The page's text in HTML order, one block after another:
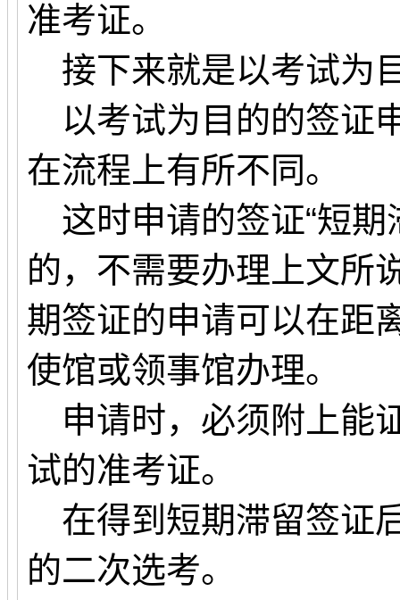
准考证。
接下来就是以考试为
以考试为目的的签证
在流程上有所不同。
这时申请的签证“短期
的，不需要办理上文所
期签证的申请可以在距
使馆或领事馆办理。
申请时，必须附上能
试的准考证。
在得到短期滞留签证
的二次选考。